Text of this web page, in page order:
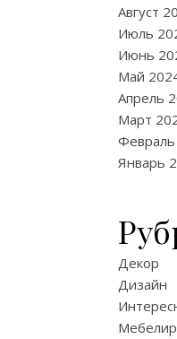
Август
Июль
Июнь
Май
Апрель
Март
Январь
Декор
Дизайн